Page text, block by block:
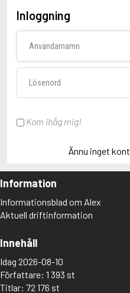
Inloggning
Kom ihåg mig!
Ännu inget
Information
Informationsblad om Alex
Aktuell driftinformation
Innehåll
Idag 2026-08-10
Författare: 1 393 st
Titlar: 72 176 st